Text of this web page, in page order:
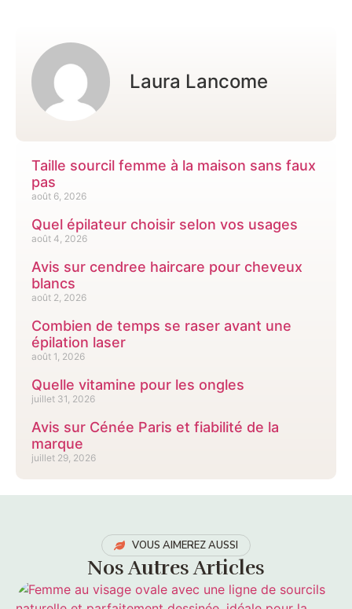
Laura Lancome
Taille sourcil femme à la maison sans faux
pas
août 6, 2026
Quel épilateur choisir selon vos usages
août 4, 2026
Avis sur cendree haircare pour cheveux
blancs
août 2, 2026
Combien de temps se raser avant une
épilation laser
août 1, 2026
Quelle vitamine pour les ongles
juillet 31, 2026
Avis sur Cénée Paris et fiabilité de la
marque
juillet 29, 2026
VOUS AIMEREZ AUSSI
Nos Autres Articles